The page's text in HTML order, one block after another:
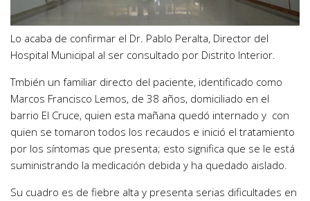
Lo acaba de confirmar el Dr. Pablo Peralta, Director del
Hospital Municipal al ser consultado por Distrito Interior.
Tmbién un familiar directo del paciente, identificado como
Marcos Francisco Lemos, de 38 años, domiciliado en el
barrio El Cruce, quien esta mañana quedó internado y con
quien se tomaron todos los recaudos e inició el tratamiento
por los síntomas que presenta; esto significa que se le está
suministrando la medicación debida y ha quedado aislado.
Su cuadro es de fiebre alta y presenta serias dificultades en